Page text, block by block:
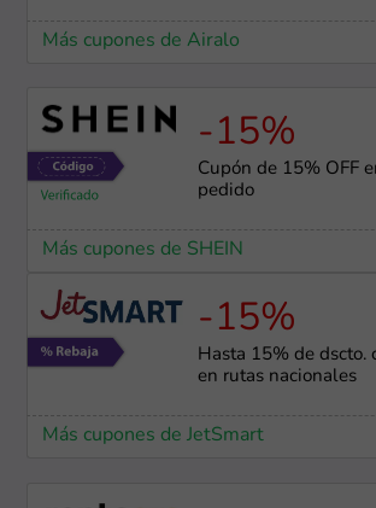
Más cupones de Airalo
-15%
Cupón de 15% OFF
pedido
Más cupones de SHEIN
-15%
Hasta 15% de dscto.
en rutas nacionales
Más cupones de JetSmart